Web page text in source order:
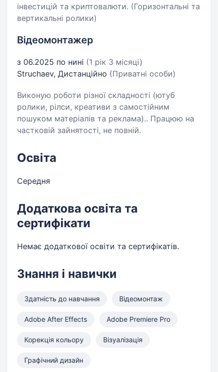
інвестицій та криптовалюти. (Горизонтальні та
вертикальні ролики)
Відеомонтажер
з 06.2025 по нині (1 рік 3 місяці)
Struchaev, Дистанційно (Приватні особи)
Виконую роботи різної складності (ютуб
ролики, рілси, креативи з самостійним
пошуком матеріалів та реклама).. Працюю на
частковій зайнятості, не повній.
Освіта
Середня
Додаткова освіта та
сертифікати
Немає додаткової освіти та сертифікатів.
Знання і навички
Здатність до навчання Відеомонтаж
Adobe After Effects Adobe Premiere Pro
Корекція кольору Візуалізація
Графічний дизайн